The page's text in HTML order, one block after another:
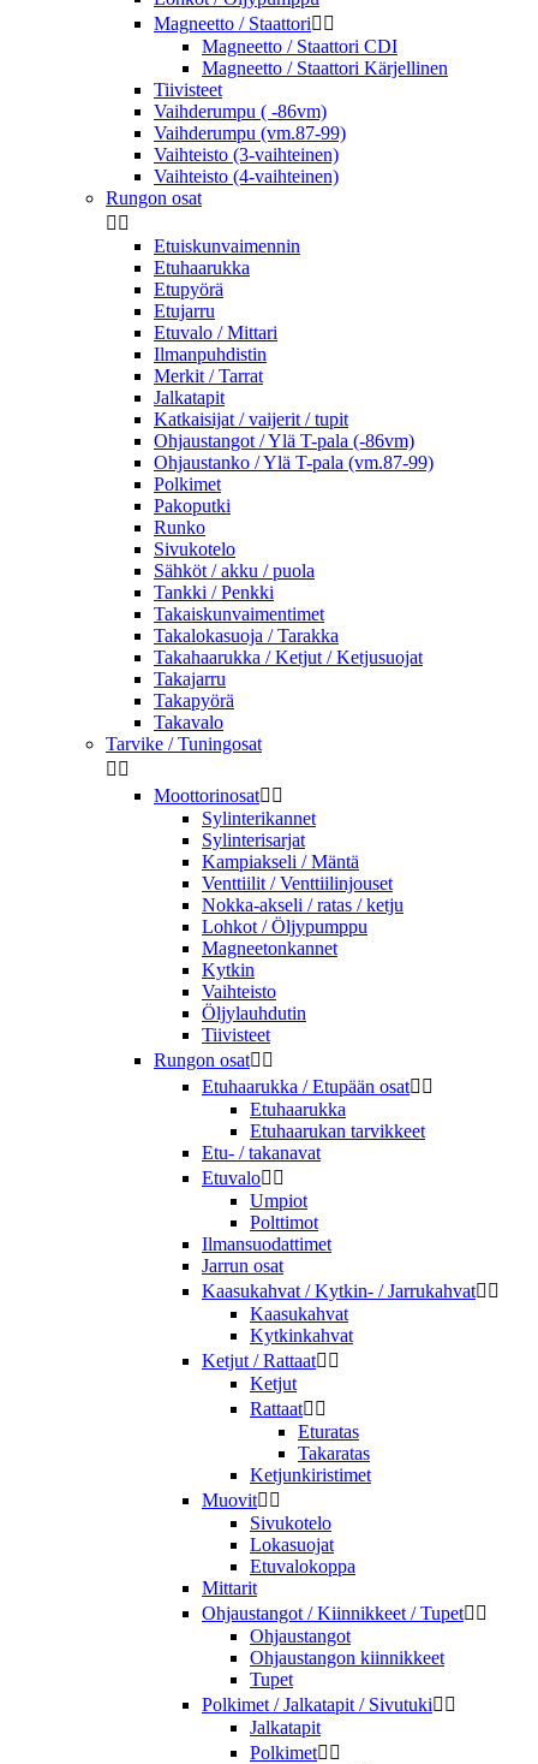
Magneetto / Staattori 
Magneetto / Staattori CDI
Magneetto / Staattori Kärjellinen
Tiivisteet
Vaihderumpu ( -86vm)
Vaihderumpu (vm.87-99)
Vaihteisto (3-vaihteinen)
Vaihteisto (4-vaihteinen)
Rungon osat
 
Etuiskunvaimennin
Etuhaarukka
Etupyörä
Etujarru
Etuvalo / Mittari
Ilmanpuhdistin
Merkit / Tarrat
Jalkatapit
Katkaisijat / vaijerit / tupit
Ohjaustangot / Ylä T-pala (-86vm)
Ohjaustanko / Ylä T-pala (vm.87-99)
Polkimet
Pakoputki
Runko
Sivukotelo
Sähköt / akku / puola
Tankki / Penkki
Takaiskunvaimentimet
Takalokasuoja / Tarakka
Takahaarukka / Ketjut / Ketjusuojat
Takajarru
Takapyörä
Takavalo
Tarvike / Tuningosat
 
Moottorinosat 
Sylinterikannet
Sylinterisarjat
Kampiakseli / Mäntä
Venttiilit / Venttiilinjouset
Nokka-akseli / ratas / ketju
Lohkot / Öljypumppu
Magneetonkannet
Kytkin
Vaihteisto
Öljylauhdutin
Tiivisteet
Rungon osat 
Etuhaarukka / Etupään osat 
Etuhaarukka
Etuhaarukan tarvikkeet
Etu- / takanavat
Etuvalo 
Umpiot
Polttimot
Ilmansuodattimet
Jarrun osat
Kaasukahvat / Kytkin- / Jarrukahvat 
Kaasukahvat
Kytkinkahvat
Ketjut / Rattaat 
Ketjut
Rattaat 
Eturatas
Takaratas
Ketjunkiristimet
Muovit 
Sivukotelo
Lokasuojat
Etuvalokoppa
Mittarit
Ohjaustangot / Kiinnikkeet / Tupet 
Ohjaustangot
Ohjaustangon kiinnikkeet
Tupet
Polkimet / Jalkatapit / Sivutuki 
Jalkatapit
Polkimet 